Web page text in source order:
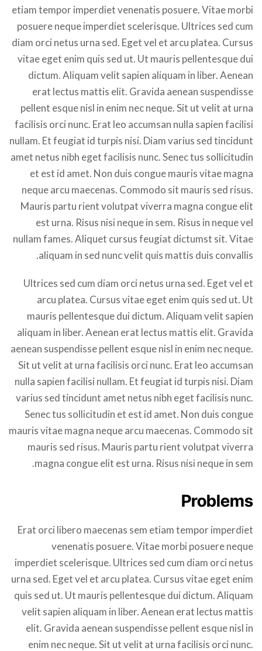
etiam tempor imperdiet venenatis posuere. Vitae morbi
posuere neque imperdiet scelerisque. Ultrices sed cum
diam orci netus urna sed. Eget vel et arcu platea. Cursus
vitae eget enim quis sed ut. Ut mauris pellentesque dui
dictum. Aliquam velit sapien aliquam in liber. Aenean
erat lectus mattis elit. Gravida aenean suspendisse
pellent esque nisl in enim nec neque. Sit ut velit at urna
facilisis orci nunc. Erat leo accumsan nulla sapien facilisi
nullam. Et feugiat id turpis nisi. Diam varius sed tincidunt
amet netus nibh eget facilisis nunc. Senec tus sollicitudin
et est id amet. Non duis congue mauris vitae magna
neque arcu maecenas. Commodo sit mauris sed risus.
Mauris partu rient volutpat viverra magna congue elit
est urna. Risus nisi neque in sem. Risus in neque vel
nullam fames. Aliquet cursus feugiat dictumst sit. Vitae
aliquam in sed nunc velit quis mattis duis convallis.
Ultrices sed cum diam orci netus urna sed. Eget vel et
arcu platea. Cursus vitae eget enim quis sed ut. Ut
mauris pellentesque dui dictum. Aliquam velit sapien
aliquam in liber. Aenean erat lectus mattis elit. Gravida
aenean suspendisse pellent esque nisl in enim nec neque.
Sit ut velit at urna facilisis orci nunc. Erat leo accumsan
nulla sapien facilisi nullam. Et feugiat id turpis nisi. Diam
varius sed tincidunt amet netus nibh eget facilisis nunc.
Senec tus sollicitudin et est id amet. Non duis congue
mauris vitae magna neque arcu maecenas. Commodo sit
mauris sed risus. Mauris partu rient volutpat viverra
magna congue elit est urna. Risus nisi neque in sem.
Problems
Erat orci libero maecenas sem etiam tempor imperdiet
venenatis posuere. Vitae morbi posuere neque
imperdiet scelerisque. Ultrices sed cum diam orci netus
urna sed. Eget vel et arcu platea. Cursus vitae eget enim
quis sed ut. Ut mauris pellentesque dui dictum. Aliquam
velit sapien aliquam in liber. Aenean erat lectus mattis
elit. Gravida aenean suspendisse pellent esque nisl in
enim nec neque. Sit ut velit at urna facilisis orci nunc.